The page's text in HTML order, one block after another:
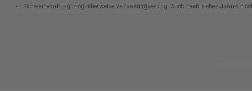
Schweinehaltung möglicherweise verfassungswidrig: Auch nach sieben Jahren